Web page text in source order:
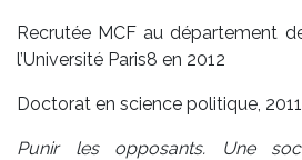
Recrutée MCF au département
l’Université Paris8 en 2012
Doctorat en science politique, 2011
Punir les opposants. Une